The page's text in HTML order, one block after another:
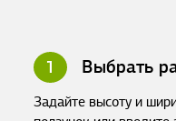
1 Выбрать
Задайте высоту и